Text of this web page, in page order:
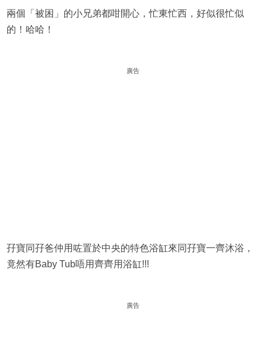
兩個「被困」的小兄弟都咁開心，忙東忙西，好似很忙似
的！哈哈！
廣告
孖寶同孖爸仲用咗置於中央的特色浴缸來同孖寶一齊沐浴，
竟然有Baby Tub唔用齊齊用浴缸!!!
廣告